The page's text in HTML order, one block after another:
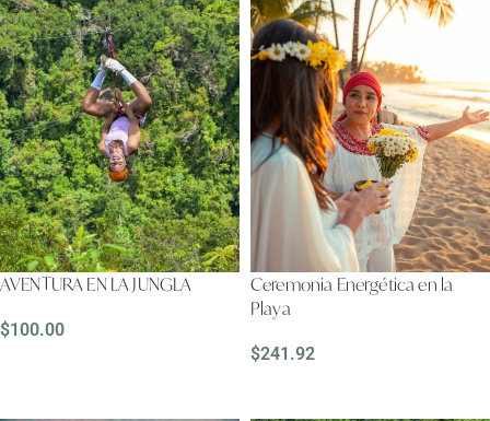
AVENTURA EN LA JUNGLA
$100.00
Ceremonia Energética en la
Playa
$241.92